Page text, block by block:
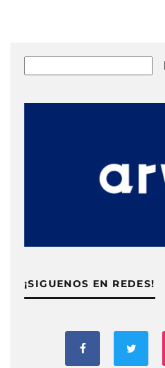
¡SIGUENOS EN REDES!